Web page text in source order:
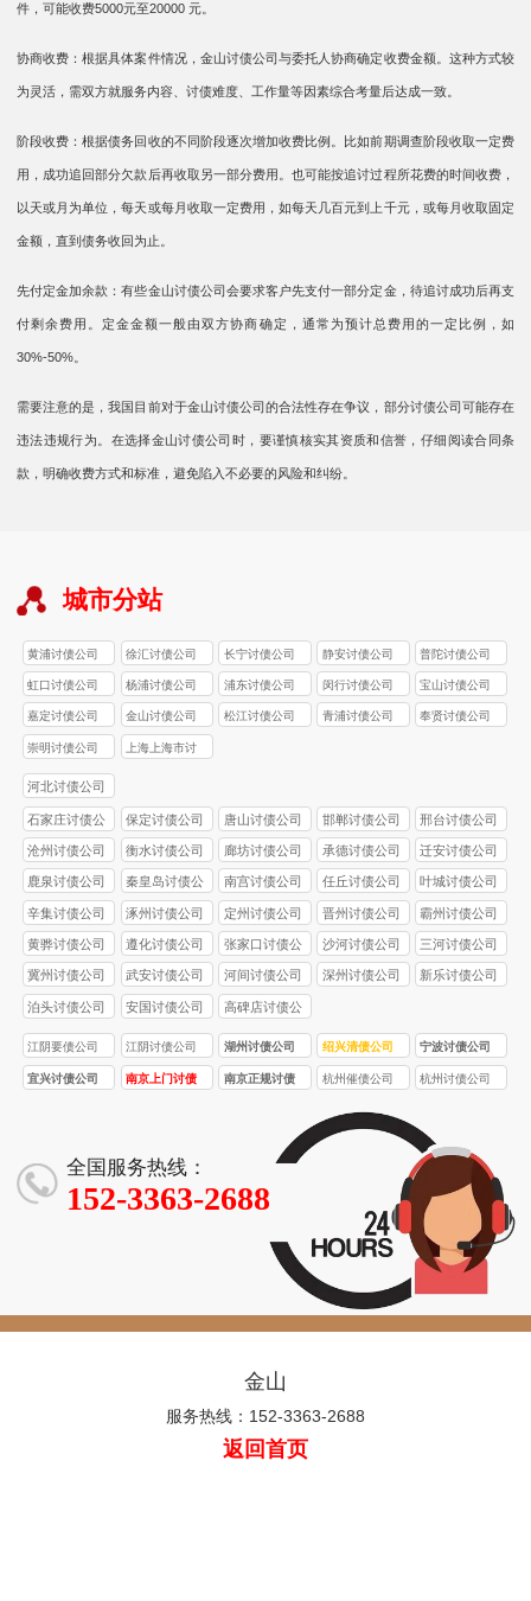
件，可能收费5000元至20000 元。
协商收费：根据具体案件情况，金山讨债公司与委托人协商确定收费金额。这种方式较
为灵活，需双方就服务内容、讨债难度、工作量等因素综合考量后达成一致。
阶段收费：根据债务回收的不同阶段逐次增加收费比例。比如前期调查阶段收取一定费
用，成功追回部分欠款后再收取另一部分费用。也可能按追讨过程所花费的时间收费，
以天或月为单位，每天或每月收取一定费用，如每天几百元到上千元，或每月收取固定
金额，直到债务收回为止。
先付定金加余款：有些金山讨债公司会要求客户先支付一部分定金，待追讨成功后再支
付剩余费用。定金金额一般由双方协商确定，通常为预计总费用的一定比例，如
30%-50%。
需要注意的是，我国目前对于金山讨债公司的合法性存在争议，部分讨债公司可能存在
违法违规行为。在选择金山讨债公司时，要谨慎核实其资质和信誉，仔细阅读合同条
款，明确收费方式和标准，避免陷入不必要的风险和纠纷。
城市分站
黄浦讨债公司 徐汇讨债公司 长宁讨债公司 静安讨债公司 普陀讨债公司
虹口讨债公司 杨浦讨债公司 浦东讨债公司 闵行讨债公司 宝山讨债公司
嘉定讨债公司 金山讨债公司 松江讨债公司 青浦讨债公司 奉贤讨债公司
崇明讨债公司
上海上海市讨
河北讨债公司
石家庄讨债公
司
保定讨债公司 唐山讨债公司 邯郸讨债公司 邢台讨债公司
沧州讨债公司 衡水讨债公司 廊坊讨债公司 承德讨债公司 迁安讨债公司
鹿泉讨债公司
秦皇岛讨债公
司
南宫讨债公司 任丘讨债公司 叶城讨债公司
辛集讨债公司 涿州讨债公司 定州讨债公司 晋州讨债公司 霸州讨债公司
黄骅讨债公司 遵化讨债公司
张家口讨债公
司
沙河讨债公司 三河讨债公司
冀州讨债公司 武安讨债公司 河间讨债公司 深州讨债公司 新乐讨债公司
泊头讨债公司 安国讨债公司
高碑店讨债公
司
江阴要债公司 江阴讨债公司 湖州讨债公司 绍兴清债公司 宁波讨债公司
宜兴讨债公司
南京上门讨债
南京正规讨债
杭州催债公司 杭州讨债公司
全国服务热线：
152-3363-2688
金山
服务热线：152-3363-2688
返回首页